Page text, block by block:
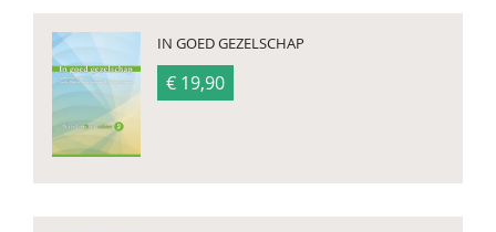
IN GOED GEZELSCHAP
€ 19,90